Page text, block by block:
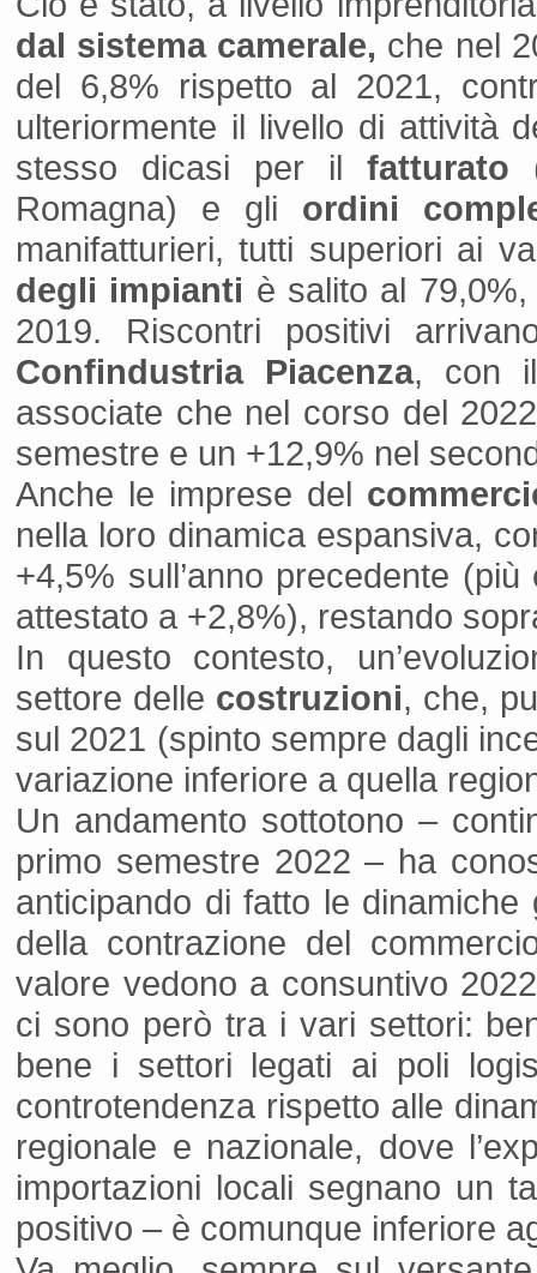
dal sistema camerale, che nel
del 6,8% rispetto al 2021,
ulteriormente il livello di attività
stesso dicasi per il fatturato
Romagna) e gli ordini
manifatturieri, tutti superiori ai
degli impianti è salito al
2019. Riscontri positivi
Confindustria Piacenza, con
associate che nel corso del
semestre e un +12,9% nel
Anche le imprese del
nella loro dinamica espansiva,
+4,5% sull’anno precedente
attestato a +2,8%), restando
In questo contesto,
settore delle costruzioni, che,
sul 2021 (spinto sempre dagli
variazione inferiore a quella
Un andamento sottotono –
primo semestre 2022 – ha
anticipando di fatto le
della contrazione del
valore vedono a consuntivo
ci sono però tra i vari settori:
bene i settori legati ai poli
controtendenza rispetto alle
regionale e nazionale, dove
importazioni locali segnano un
positivo – è comunque inferiore